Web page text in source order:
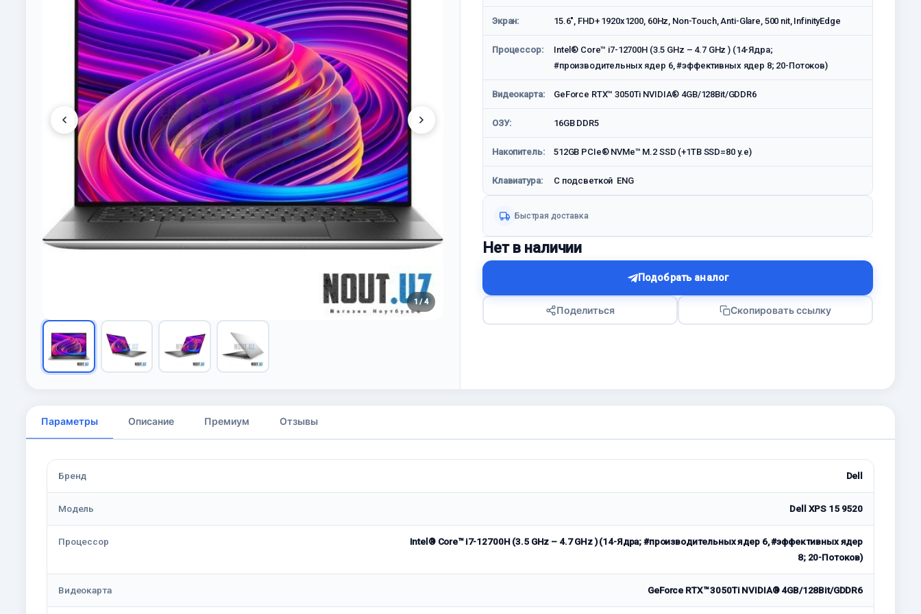
1 / 4
Экран: 15.6", FHD+ 1920x1200, 60Hz, Non-Touch, Anti-Glare, 500 nit, InfinityEdge
Процессор:
Intel® Core™ i7-12700H (3.5 GHz – 4.7 GHz ) (14-Ядра;
#производительных ядер 6, #эффективных ядер 8; 20-Потоков)
Видеокарта: GeForce RTX™ 3050Ti NVIDIA® 4GB/128Bit/GDDR6
ОЗУ: 16GB DDR5
Накопитель: 512GB PCIe® NVMe™ M.2 SSD (+1TB SSD=80 у.е)
Клавиатура: С подсветкой ENG
Быстрая доставка
Нет в наличии
Подобрать аналог
Поделиться Скопировать ссылку
Параметры Описание Премиум Отзывы
Бренд Dell
Модель Dell XPS 15 9520
Процессор
Intel® Core™ i7-12700H (3.5 GHz – 4.7 GHz ) (14-Ядра; #производительных ядер 6, #эффективных ядер
8; 20-Потоков)
Видеокарта GeForce RTX™ 3050Ti NVIDIA® 4GB/128Bit/GDDR6